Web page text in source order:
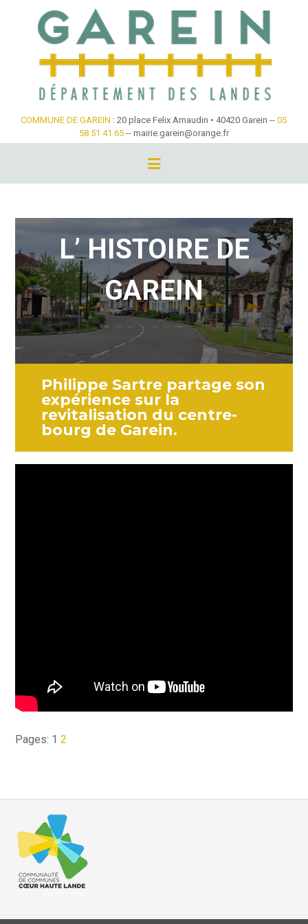
COMMUNE DE GAREIN : 20 place Felix Arnaudin • 40420 Garein -- 05
58 51 41 65 -- mairie.garein@orange.fr
L’ HISTOIRE DE
GAREIN
Philippe Sartre partage son
expérience sur la
revitalisation du centre-
bourg de Garein.
Pages: 1 2